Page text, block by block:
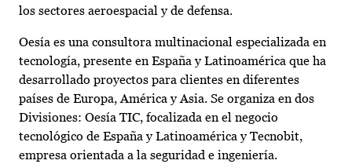
los sectores aeroespacial y de defensa.
Oesía es una consultora multinacional especializada en
tecnología, presente en España y Latinoamérica que ha
desarrollado proyectos para clientes en diferentes
países de Europa, América y Asia. Se organiza en dos
Divisiones: Oesía TIC, focalizada en el negocio
tecnológico de España y Latinoamérica y Tecnobit,
empresa orientada a la seguridad e ingeniería.